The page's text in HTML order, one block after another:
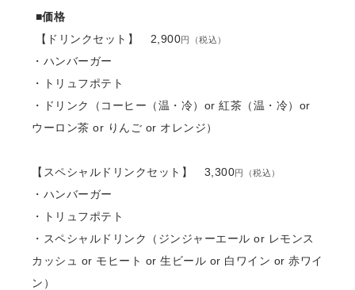
■価格
【ドリンクセット】 2,900円（税込）
・ハンバーガー
・トリュフポテト
・ドリンク（コーヒー（温・冷）or 紅茶（温・冷）or
ウーロン茶 or りんご or オレンジ）
【スペシャルドリンクセット】 3,300円（税込）
・ハンバーガー
・トリュフポテト
・スペシャルドリンク（ジンジャーエール or レモンス
カッシュ or モヒート or 生ビール or 白ワイン or 赤ワイ
ン）